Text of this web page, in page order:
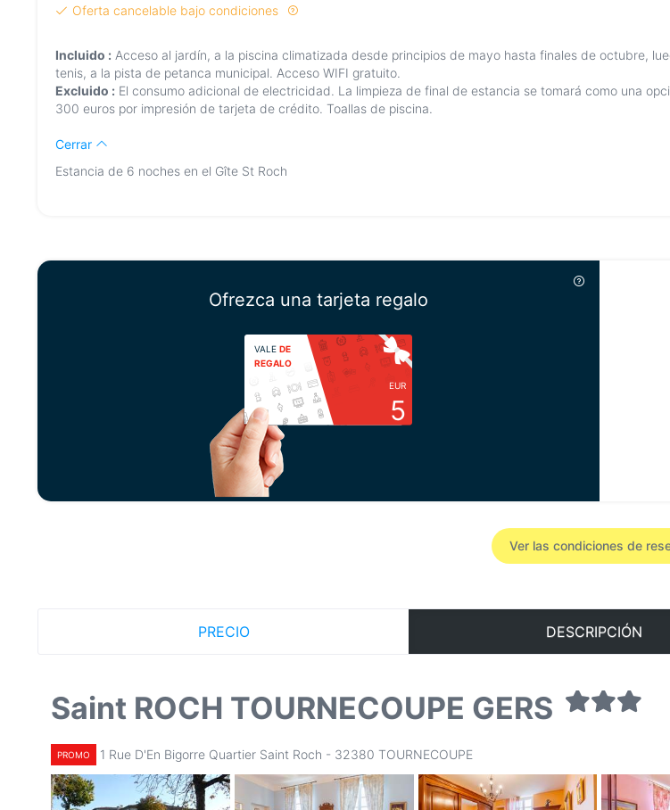
Oferta cancelable bajo condiciones
Incluido : Acceso al jardín, a la piscina climatizada desde principios de mayo hasta finales de octubre,
tenis, a la pista de petanca municipal. Acceso WIFI gratuito.
Excluido : El consumo adicional de electricidad. La limpieza de final de estancia se tomará como una
300 euros por impresión de tarjeta de crédito. Toallas de piscina.
Cerrar
Estancia de 6 noches en el Gîte St Roch
Ofrezca una tarjeta regalo
VALE DE
REGALO
EUR
5
Ver las condiciones de
PRECIO DESCRIPCIÓN
Saint ROCH TOURNECOUPE GERS
PROMO 1 Rue D'En Bigorre Quartier Saint Roch - 32380 TOURNECOUPE